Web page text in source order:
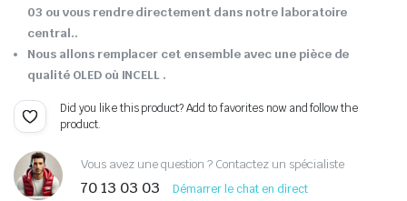
03 ou vous rendre directement dans notre laboratoire
central..
Nous allons remplacer cet ensemble avec une pièce de
qualité OLED où INCELL .
Did you like this product? Add to favorites now and follow the
product.
Vous avez une question ? Contactez un spécialiste
70 13 03 03 Démarrer le chat en direct